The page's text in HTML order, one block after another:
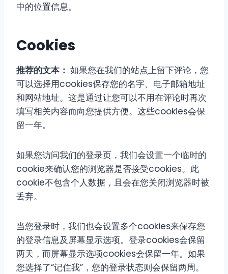
中的位置信息。
Cookies
推荐的文本： 如果您在我们的站点上留下评论，您
可以选择用cookies保存您的名字、电子邮箱地址
和网站地址。这是通过让您可以不用在评论时再次
填写相关内容而向您提供方便。这些cookies会保
留一年。
如果您访问我们的登录页，我们会设置一个临时的
cookie来确认您的浏览器是否接受cookies。此
cookie不包含个人数据，且会在您关闭浏览器时被
丢弃。
当您登录时，我们也会设置多个cookies来保存您
的登录信息及屏幕显示选项。登录cookies会保留
两天，而屏幕显示选项cookies会保留一年。如果
您选择了“记住我”，您的登录状态则会保留两周。